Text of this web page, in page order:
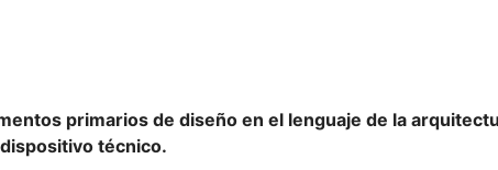
primarios de diseño en el lenguaje de la
técnico.